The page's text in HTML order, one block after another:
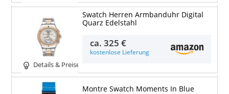
Details & Preise
Swatch Herren Armbanduhr Digital
Quarz Edelstahl
ca.325 €
kostenlose Lieferung
Montre Swatch Moments In Blue